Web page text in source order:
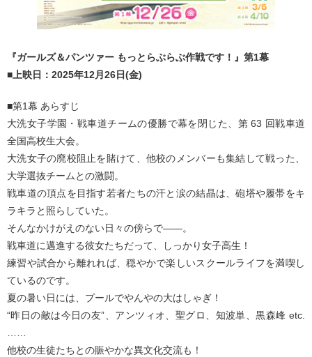
『ガールズ＆パンツァー もっとらぶらぶ作戦です！』第1幕
■上映日：2025年12月26日(金)
■第1幕 あらすじ
大洗女子学園・戦車道チームの優勝で幕を閉じた、第 63 回戦車道
全国高校生大会。
大洗女子の廃校阻止を賭けて、他校のメンバーも集結して戦った、
大学選抜チームとの激闘。
戦車道の頂点を目指す若者たちの汗と涙の結晶は、砲塔や履帯をキ
ラキラと照らしていた。
そんなかけがえのない日々の傍らで――。
戦車道に邁進する彼女たちだって、しっかり女子高生！
練習や試合から離れれば、穏やかで楽しいスクールライフを満喫し
ているのです。
夏の暑い日には、プールでやんやの大はしゃぎ！
“昨日の敵は今日の友”、アンツィオ、聖グロ、知波単、黒森峰 etc.
……
他校の生徒たちとの賑やかな異文化交流も！